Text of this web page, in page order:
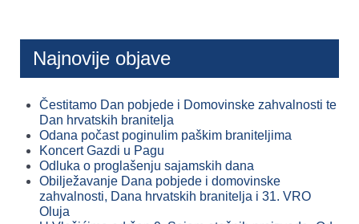
Najnovije objave
Čestitamo Dan pobjede i Domovinske zahvalnosti te
Dan hrvatskih branitelja
Odana počast poginulim paškim braniteljima
Koncert Gazdi u Pagu
Odluka o proglašenju sajamskih dana
Obilježavanje Dana pobjede i domovinske
zahvalnosti, Dana hrvatskih branitelja i 31. VRO
Oluja